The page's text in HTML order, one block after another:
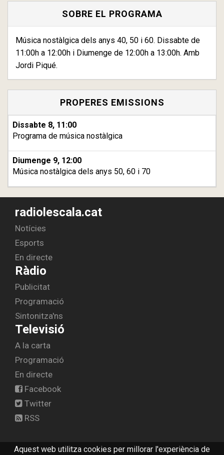
Aquest web utilitza cookies per millorar l'experiència de
SOBRE EL PROGRAMA
Música nostàlgica dels anys 40, 50 i 60. Dissabte de
11:00h a 12:00h i Diumenge de 12:00h a 13:00h. Amb
Jordi Piqué.
PROPERES EMISSIONS
Dissabte 8, 11:00
Programa de música nostàlgica
Diumenge 9, 12:00
Música nostàlgica dels anys 50, 60 i 70
radiolescala.cat
Notícies
Esports
En directe
Ràdio
Publicitat
Programació
Sintonitza'ns
Televisió
A la carta
Programació
En directe
Facebook
Twitter
RSS
© 2026 radiolescala.cat -Avís legal-Contactar